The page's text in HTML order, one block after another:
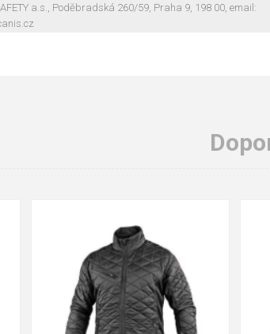
a.s., Poděbradská 260/59, Praha 9, 198 00, email: